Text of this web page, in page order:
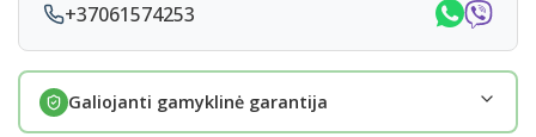
+37061574253
Galiojanti gamyklinė garantija